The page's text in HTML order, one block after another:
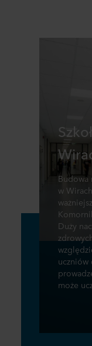
Budowa
w
Duży
uczniów
może